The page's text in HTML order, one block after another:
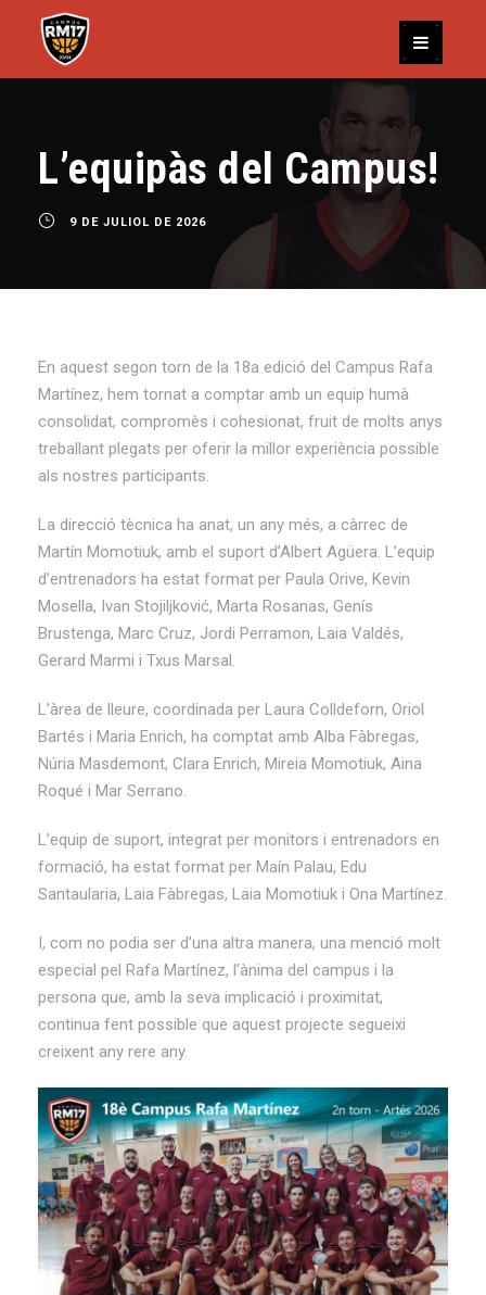
L’equipàs del Campus!
9 DE JULIOL DE 2026
En aquest segon torn de la 18a edició del Campus Rafa
Martínez, hem tornat a comptar amb un equip humà
consolidat, compromès i cohesionat, fruit de molts anys
treballant plegats per oferir la millor experiència possible
als nostres participants.
La direcció tècnica ha anat, un any més, a càrrec de
Martín Momotiuk, amb el suport d’Albert Agüera. L’equip
d’entrenadors ha estat format per Paula Orive, Kevin
Mosella, Ivan Stojiljković, Marta Rosanas, Genís
Brustenga, Marc Cruz, Jordi Perramon, Laia Valdés,
Gerard Marmi i Txus Marsal.
L’àrea de lleure, coordinada per Laura Colldeforn, Oriol
Bartés i Maria Enrich, ha comptat amb Alba Fàbregas,
Núria Masdemont, Clara Enrich, Mireia Momotiuk, Aina
Roqué i Mar Serrano.
L’equip de suport, integrat per monitors i entrenadors en
formació, ha estat format per Maín Palau, Edu
Santaularia, Laia Fàbregas, Laia Momotiuk i Ona Martínez.
I, com no podia ser d’una altra manera, una menció molt
especial pel Rafa Martínez, l’ànima del campus i la
persona que, amb la seva implicació i proximitat,
continua fent possible que aquest projecte segueixi
creixent any rere any.